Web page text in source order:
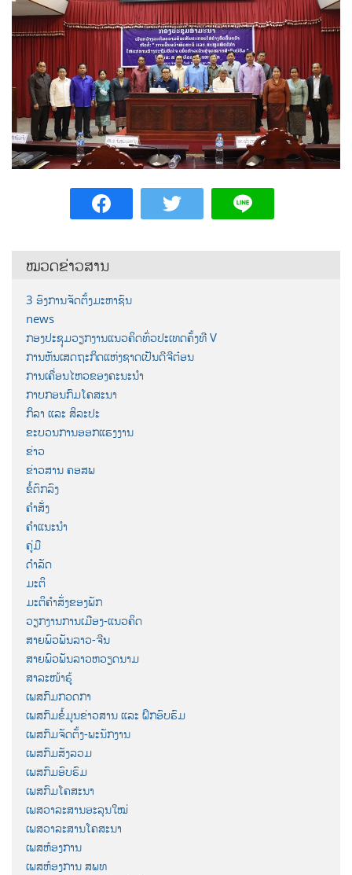
ໝວດຂ່າວສານ
3 ອົງການຈັດຕັ້ງມະຫາຊົນ
news
ກອງປະຊຸມວຽກງານແນວຄິດທົ່ວປະເທດຄັ້ງທີ V
ການຫັນເສດຖະກິດແຫ່ງຊາດເປັນດີຈີຕ໋ອນ
ການເຄື່ອນໄຫວຂອງຄະນະນຳ
ກາບກອນກົມໂຄສະນາ
ກິລາ ແລະ ສິລະປະ
ຂະບວນການອອກແຮງງານ
ຂ່າວ
ຂ່າວສານ ຄອສພ
ຂໍ້ຕົກລົງ
ຄຳສັ່ງ
ຄຳແນະນຳ
ຄູ່ມື
ດຳລັດ
ມະຕິ
ມະຕິຄຳສັ່ງຂອງພັກ
ວຽກງານການເມືອງ-ແນວຄິດ
ສາຍພົວພັນລາວ-ຈີນ
ສາຍພົວພັນລາວຫວຽດນາມ
ສາລະໜ້າຮູ້
ເພສກົມກວດກາ
ເພສກົມຂໍ້ມູນຂ່າວສານ ແລະ ຝຶກອົບຮົມ
ເພສກົມຈັດຕັ້ງ-ພະນັກງານ
ເພສກົມສັງລວມ
ເພສກົມອົບຮົມ
ເພສກົມໂຄສະນາ
ເພສວາລະສານອະລຸນໃໝ່
ເພສວາລະສານໂຄສະນາ
ເພສຫ້ອງການ
ເພສຫ້ອງການ ສພທ